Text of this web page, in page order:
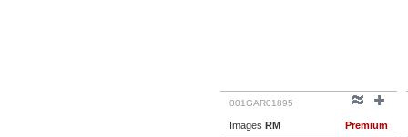
001GAR01895
Images RM Premium